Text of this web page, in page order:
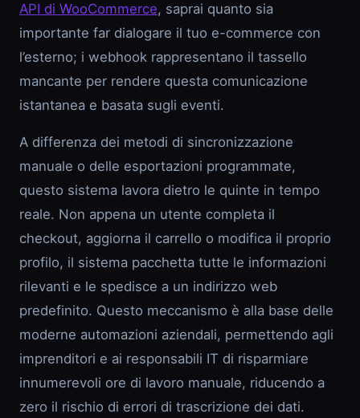
API di WooCommerce, saprai quanto sia
importante far dialogare il tuo e-commerce con
l’esterno; i webhook rappresentano il tassello
mancante per rendere questa comunicazione
istantanea e basata sugli eventi.
A differenza dei metodi di sincronizzazione
manuale o delle esportazioni programmate,
questo sistema lavora dietro le quinte in tempo
reale. Non appena un utente completa il
checkout, aggiorna il carrello o modifica il proprio
profilo, il sistema pacchetta tutte le informazioni
rilevanti e le spedisce a un indirizzo web
predefinito. Questo meccanismo è alla base delle
moderne automazioni aziendali, permettendo agli
imprenditori e ai responsabili IT di risparmiare
innumerevoli ore di lavoro manuale, riducendo a
zero il rischio di errori di trascrizione dei dati.